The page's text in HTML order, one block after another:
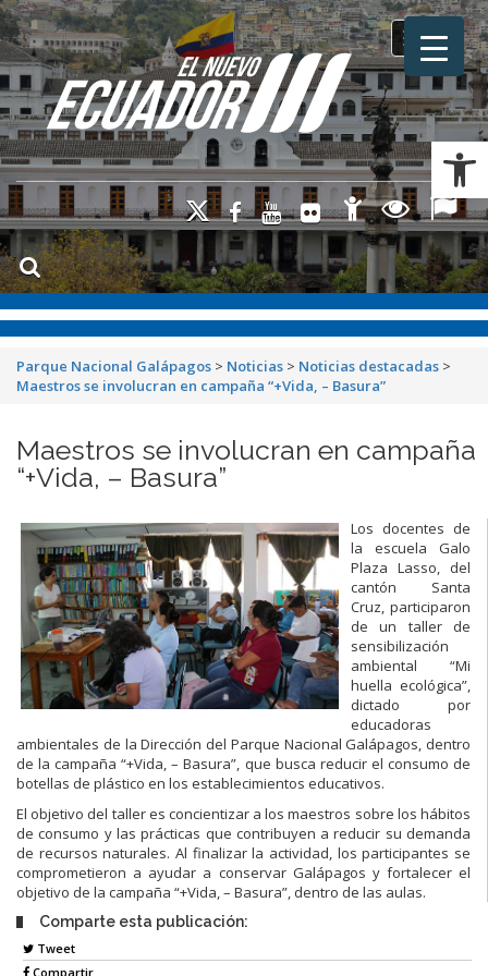
Toggle
Parque Nacional Galápagos > Noticias > Noticias destacadas >
Maestros se involucran en campaña “+Vida, – Basura”
Maestros se involucran en campaña
“+Vida, – Basura”
Los docentes de
la escuela Galo
Plaza Lasso, del
cantón Santa
Cruz, participaron
de un taller de
sensibilización
ambiental “Mi
huella ecológica”,
dictado por
educadoras
ambientales de la Dirección del Parque Nacional Galápagos, dentro
de la campaña “+Vida, – Basura”, que busca reducir el consumo de
botellas de plástico en los establecimientos educativos.
El objetivo del taller es concientizar a los maestros sobre los hábitos
de consumo y las prácticas que contribuyen a reducir su demanda
de recursos naturales. Al finalizar la actividad, los participantes se
comprometieron a ayudar a conservar Galápagos y fortalecer el
objetivo de la campaña “+Vida, – Basura”, dentro de las aulas.
Comparte esta publicación:
Tweet
Compartir